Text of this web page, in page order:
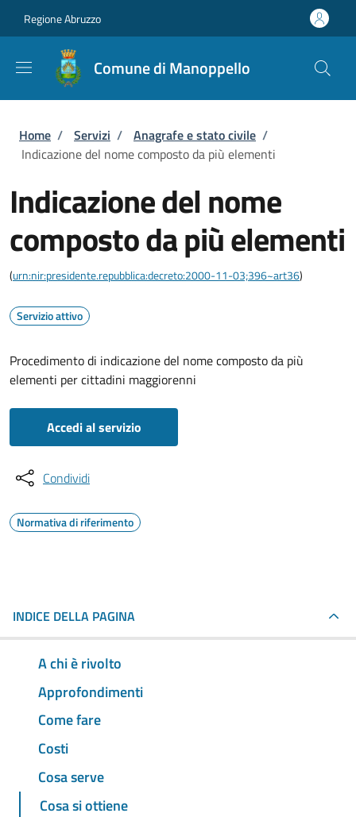
Regione Abruzzo
Comune di Manoppello
Briciole di pane
Home / Servizi / Anagrafe e stato civile /
Indicazione del nome composto da più elementi
Indicazione del nome
composto da più elementi
(urn:nir:presidente.repubblica:decreto:2000-11-03;396~art36)
Servizio attivo
Procedimento di indicazione del nome composto da più
elementi per cittadini maggiorenni
Accedi al servizio
Condividi
Normativa di riferimento
INDICE DELLA PAGINA
A chi è rivolto
Approfondimenti
Come fare
Costi
Cosa serve
Cosa si ottiene